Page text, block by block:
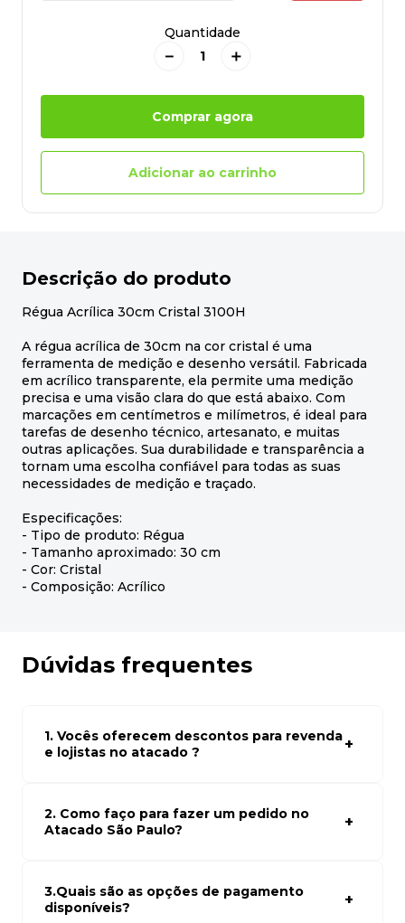
Quantidade
＋
－
Comprar agora
Adicionar ao carrinho
Descrição do produto
Régua Acrílica 30cm Cristal 3100H
A régua acrílica de 30cm na cor cristal é uma
ferramenta de medição e desenho versátil. Fabricada
em acrílico transparente, ela permite uma medição
precisa e uma visão clara do que está abaixo. Com
marcações em centímetros e milímetros, é ideal para
tarefas de desenho técnico, artesanato, e muitas
outras aplicações. Sua durabilidade e transparência a
tornam uma escolha confiável para todas as suas
necessidades de medição e traçado.
Especificações:
- Tipo de produto: Régua
- Tamanho aproximado: 30 cm
- Cor: Cristal
- Composição: Acrílico
Dúvidas frequentes
1. Vocês oferecem descontos para revenda
e lojistas no atacado ?
atacado empresas e compre com os melhores preços
para seu modelo de negócio
2. Como faço para fazer um pedido no
Atacado São Paulo?
carrinho. Em seguida, siga as instruções para finalizar a
compra. Se precisar de ajuda, nossa equipe de suporte
está à disposição para auxiliá-lo.
3.Quais são as opções de pagamento
disponíveis?